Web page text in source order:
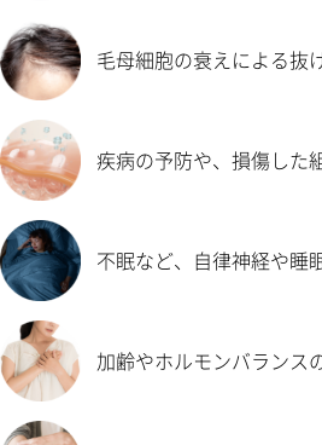
毛母細胞の衰えによる抜
疾病の予防や、損傷した
不眠など、自律神経や睡
加齢やホルモンバランス